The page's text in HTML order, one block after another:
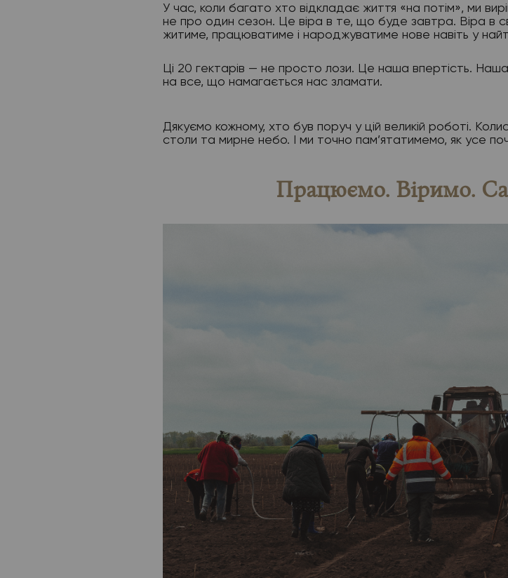
У час, коли багато хто відкладає життя «на потім», ми
не про один сезон. Це віра в те, що буде завтра. Віра в
житиме, працюватиме і народжуватиме нове навіть у
Ці 20 гектарів — не просто лози. Це наша впертість.
на все, що намагається нас зламати.
Дякуємо кожному, хто був поруч у цій великій роботі.
столи та мирне небо. І ми точно пам’ятатимемо, як усе
Працюємо. Віримо.